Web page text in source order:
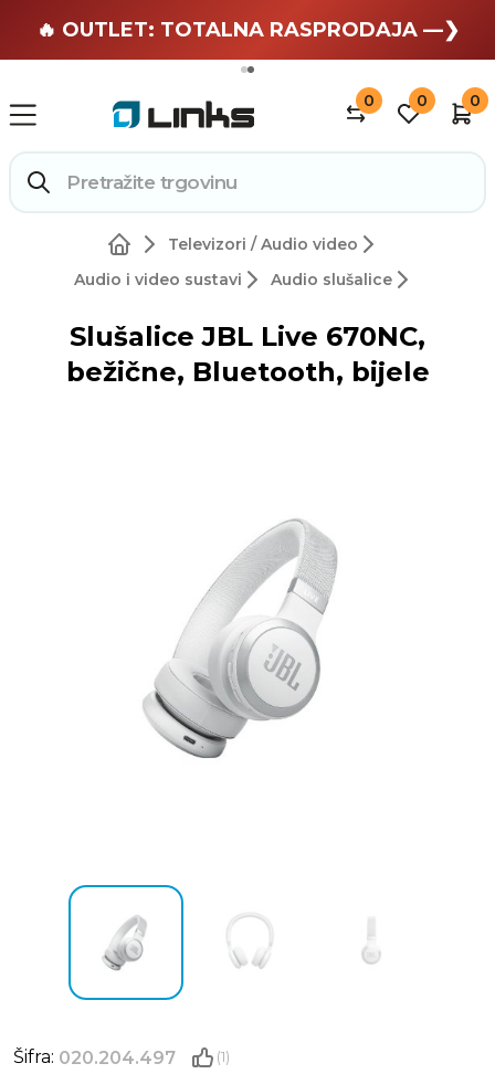
🏄 Zaslužuješ odmor —❯
🔥 OUTLET: TOTALNA RASPRODAJA —❯
0 0 0
Televizori / Audio video
Audio i video sustavi
Audio slušalice
Slušalice JBL Live 670NC,
bežične, Bluetooth, bijele
Šifra: 020.204.497 (1)